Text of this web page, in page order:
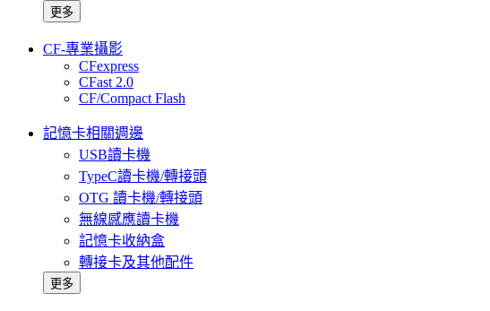
更多
CF-專業攝影
CFexpress
CFast 2.0
CF/Compact Flash
記憶卡相關週邊
USB讀卡機
TypeC讀卡機/轉接頭
OTG 讀卡機/轉接頭
無線感應讀卡機
記憶卡收納盒
轉接卡及其他配件
更多